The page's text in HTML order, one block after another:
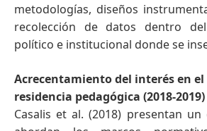
metodologías, diseños
recolección de datos dentro
político e institucional donde se
Acrecentamiento del interés en el
residencia pedagógica (2018-2019)
Casalis et al. (2018) presentan